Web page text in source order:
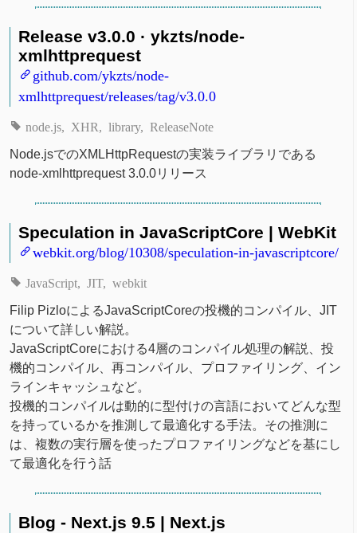
Release v3.0.0 · ykzts/node-
xmlhttprequest
github.com/ykzts/node-
xmlhttprequest/releases/tag/v3.0.0
node.js XHR library ReleaseNote
Node.jsでのXMLHttpRequestの実装ライブラリである
node-xmlhttprequest 3.0.0リリース
Speculation in JavaScriptCore | WebKit
webkit.org/blog/10308/speculation-in-javascriptcore/
JavaScript JIT webkit
Filip PizloによるJavaScriptCoreの投機的コンパイル、JIT
について詳しい解説。
JavaScriptCoreにおける4層のコンパイル処理の解説、投
機的コンパイル、再コンパイル、プロファイリング、イン
ラインキャッシュなど。
投機的コンパイルは動的に型付けの言語においてどんな型
を持っているかを推測して最適化する手法。その推測に
は、複数の実行層を使ったプロファイリングなどを基にし
て最適化を行う話
Blog - Next.js 9.5 | Next.js